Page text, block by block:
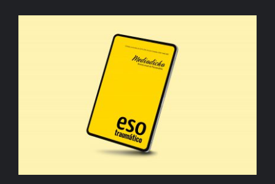
AÑADIR AL CARRITO /